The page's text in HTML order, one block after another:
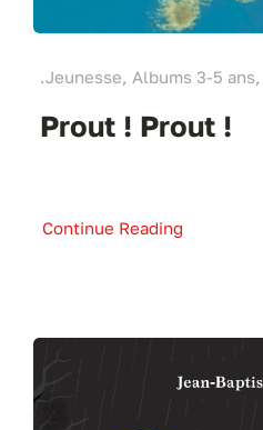
.Jeunesse, Albums 3-5
Prout ! Prout !
Continue Reading